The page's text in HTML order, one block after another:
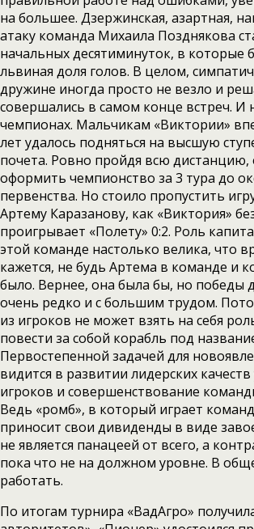
на большее. Дзержинская, азартная,
атаку команда Михаила Позднякова
начальных десятиминуток, в которые
львиная доля голов. В целом,
дружине иногда просто не везло и
совершались в самом конце встреч. И
чемпионах. Мальчикам «Виктории»
лет удалось подняться на высшую
почета. Ровно пройдя всю дистанцию,
оформить чемпионство за 3 тура до
первенства. Но стоило пропустить
Артему Каразанову, как «Виктория»
проигрывает «Полету» 0:2. Роль
этой команде настолько велика, что
кажется, не будь Артема в команде и
было. Вернее, она была бы, но победы
очень редко и с большим трудом.
из игроков не может взять на себя
повести за собой корабль под
Первостепенной задачей для
видится в развитии лидерских
игроков и совершенствование
Ведь «ромб», в который играет
приносит свои дивиденды в виде
не является панацеей от всего, а
пока что не на должном уровне. В
работать.
По итогам турнира «ВадАгро»